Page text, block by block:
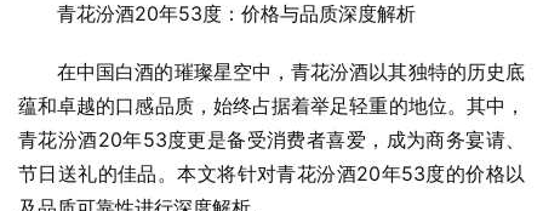
青花汾酒20年53度：价格与品质深度解析
在中国白酒的璀璨星空中，青花汾酒以其独特的历史底
蕴和卓越的口感品质，始终占据着举足轻重的地位。其中，
青花汾酒20年53度更是备受消费者喜爱，成为商务宴请、
节日送礼的佳品。本文将针对青花汾酒20年53度的价格以